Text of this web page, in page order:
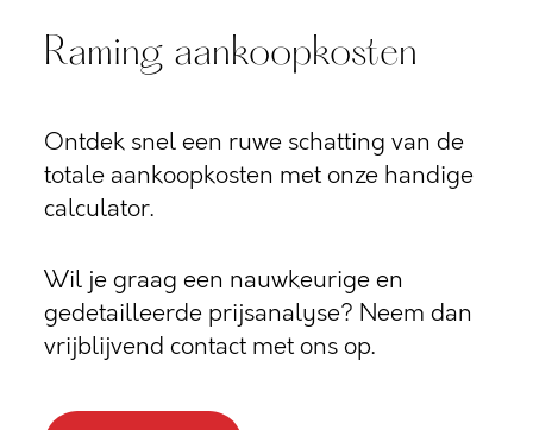
Raming aankoopkosten
Ontdek snel een ruwe schatting van de
totale aankoopkosten met onze handige
calculator.
Wil je graag een nauwkeurige en
gedetailleerde prijsanalyse? Neem dan
vrijblijvend contact met ons op.